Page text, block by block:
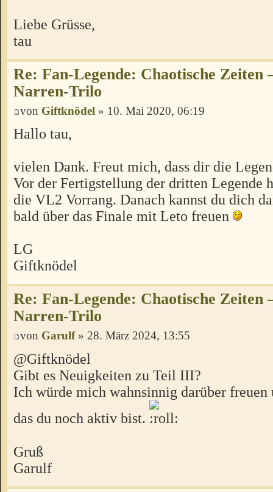
Liebe Grüsse,
tau
Re: Fan-Legende: Chaotische Zeiten
Narren-Trilo
von Giftknödel » 10. Mai 2020, 06:19
Hallo tau,
vielen Dank. Freut mich, dass dir die
Vor der Fertigstellung der dritten Legende
die VL2 Vorrang. Danach kannst du dich
bald über das Finale mit Leto freuen
LG
Giftknödel
Re: Fan-Legende: Chaotische Zeiten
Narren-Trilo
von Garulf» 28. März 2024, 13:55
@Giftknödel
Gibt es Neuigkeiten zu Teil III?
Ich würde mich wahnsinnig darüber freuen
das du noch aktiv bist.
Gruß
Garulf